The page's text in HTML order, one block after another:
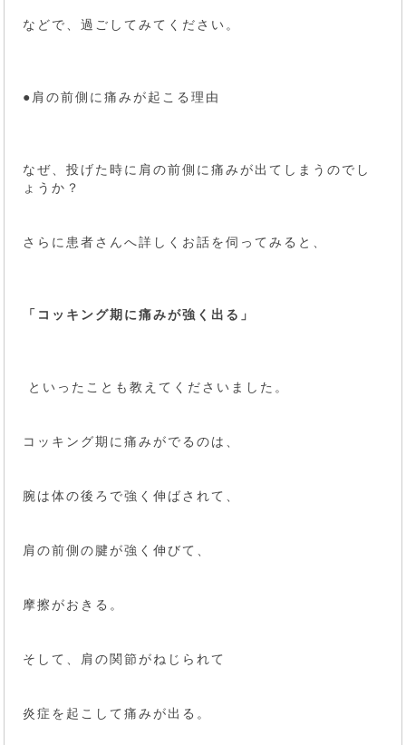
などで、過ごしてみてください。
●肩の前側に痛みが起こる理由
なぜ、投げた時に肩の前側に痛みが出てしまうのでし
ょうか？
さらに患者さんへ詳しくお話を伺ってみると、
「コッキング期に痛みが強く出る」
といったことも教えてくださいました。
コッキング期に痛みがでるのは、
腕は体の後ろで強く伸ばされて、
肩の前側の腱が強く伸びて、
摩擦がおきる。
そして、肩の関節がねじられて
炎症を起こして痛みが出る。